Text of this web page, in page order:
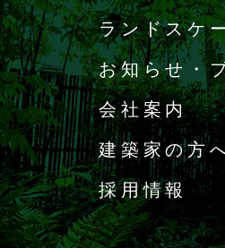
ランドスケ
お知らせ・
会社案内
建築家の方
採用情報